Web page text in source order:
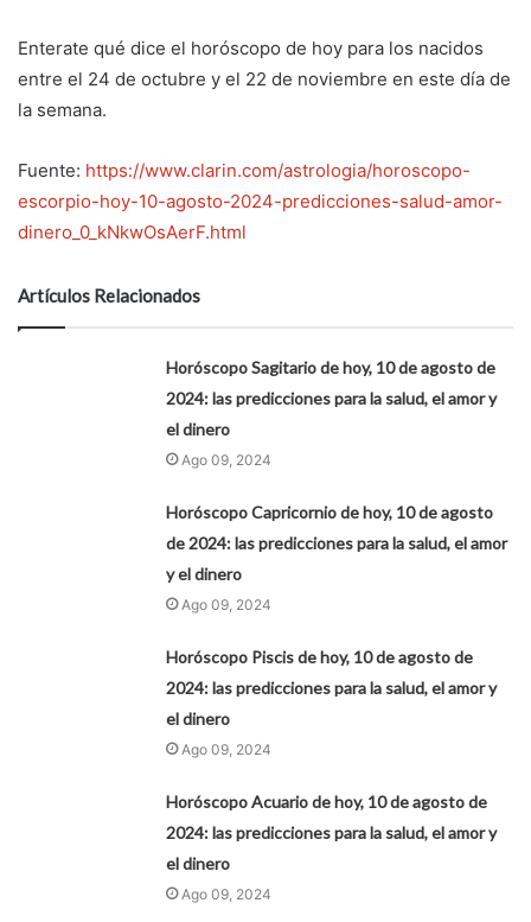
Enterate qué dice el horóscopo de hoy para los nacidos
entre el 24 de octubre y el 22 de noviembre en este día de
la semana.
Fuente: https://www.clarin.com/astrologia/horoscopo-
escorpio-hoy-10-agosto-2024-predicciones-salud-amor-
dinero_0_kNkwOsAerF.html
Artículos Relacionados
Horóscopo Sagitario de hoy, 10 de agosto de
2024: las predicciones para la salud, el amor y
el dinero
Ago 09, 2024
Horóscopo Capricornio de hoy, 10 de agosto
de 2024: las predicciones para la salud, el amor
y el dinero
Ago 09, 2024
Horóscopo Piscis de hoy, 10 de agosto de
2024: las predicciones para la salud, el amor y
el dinero
Ago 09, 2024
Horóscopo Acuario de hoy, 10 de agosto de
2024: las predicciones para la salud, el amor y
el dinero
Ago 09, 2024